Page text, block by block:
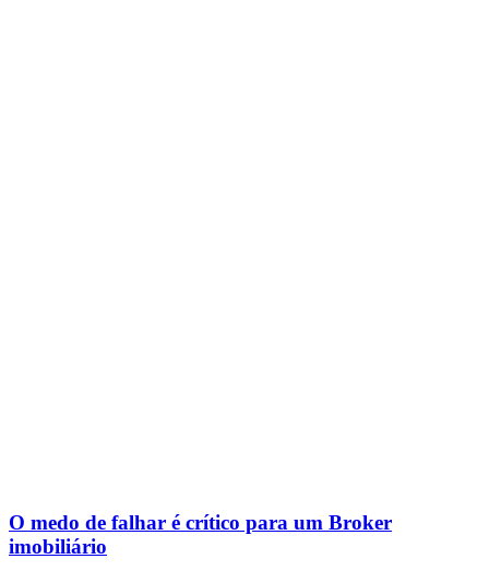
O medo de falhar é crítico para um Broker
imobiliário